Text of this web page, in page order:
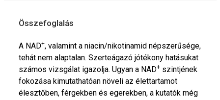
Összefoglalás
A NAD+, valamint a niacin/nikotinamid népszerűsége,
tehát nem alaptalan. Szerteágazó jótékony hatásukat
számos vizsgálat igazolja. Ugyan a NAD+szintjének
fokozása kimutathatóan növeli az élettartamot
élesztőben, férgekben és egerekben, a kutatók még